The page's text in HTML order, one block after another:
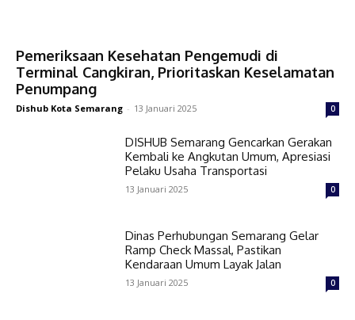
Pemeriksaan Kesehatan Pengemudi di
Terminal Cangkiran, Prioritaskan Keselamatan
Penumpang
Dishub Kota Semarang - 13 Januari 2025 0
DISHUB Semarang Gencarkan Gerakan
Kembali ke Angkutan Umum, Apresiasi
Pelaku Usaha Transportasi
13 Januari 2025 0
Dinas Perhubungan Semarang Gelar
Ramp Check Massal, Pastikan
Kendaraan Umum Layak Jalan
13 Januari 2025 0